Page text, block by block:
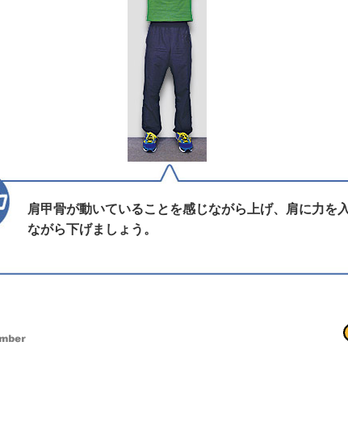
肩甲骨が動いていることを感じながら上げ、肩に力を
ながら下げましょう。